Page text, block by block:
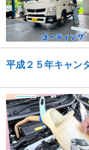
平成２５年キャン